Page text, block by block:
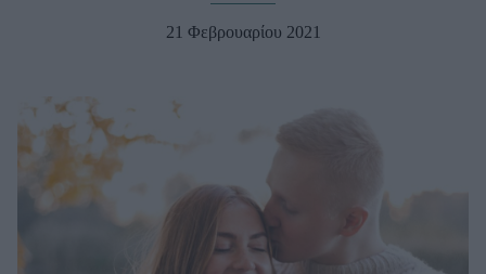
Beauty - Ομορφιά
Skincare
Μαλλιά - Νύχια
Μακιγιάζ
Beauty News
Well being
21 Φεβρουαρίου 2021